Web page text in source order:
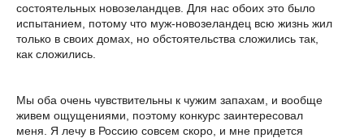
состоятельных новозеландцев. Для нас обоих это было
испытанием, потому что муж-новозеландец всю жизнь жил
только в своих домах, но обстоятельства сложились так,
как сложились.
Мы оба очень чувствительны к чужим запахам, и вообще
живем ощущениями, поэтому конкурс заинтересовал
меня. Я лечу в Россию совсем скоро, и мне придется